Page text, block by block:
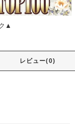
▲
レビュー(0)